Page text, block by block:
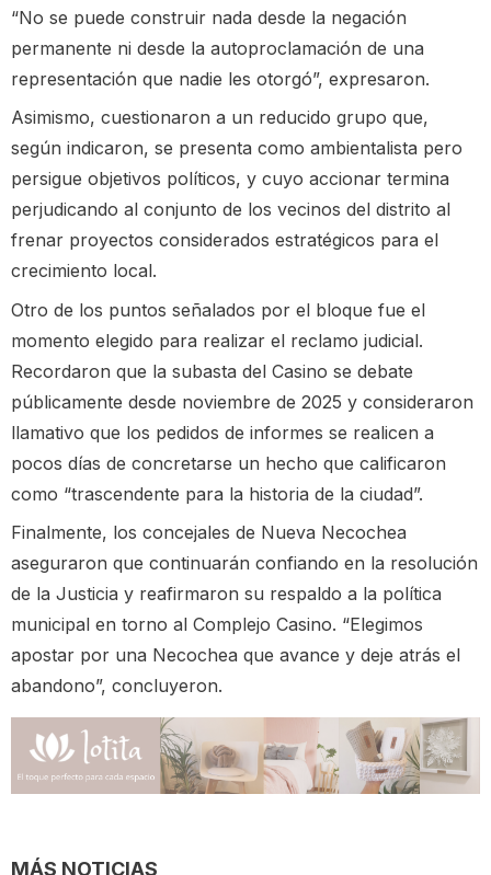
“No se puede construir nada desde la negación
permanente ni desde la autoproclamación de una
representación que nadie les otorgó”, expresaron.
Asimismo, cuestionaron a un reducido grupo que,
según indicaron, se presenta como ambientalista pero
persigue objetivos políticos, y cuyo accionar termina
perjudicando al conjunto de los vecinos del distrito al
frenar proyectos considerados estratégicos para el
crecimiento local.
Otro de los puntos señalados por el bloque fue el
momento elegido para realizar el reclamo judicial.
Recordaron que la subasta del Casino se debate
públicamente desde noviembre de 2025 y consideraron
llamativo que los pedidos de informes se realicen a
pocos días de concretarse un hecho que calificaron
como “trascendente para la historia de la ciudad”.
Finalmente, los concejales de Nueva Necochea
aseguraron que continuarán confiando en la resolución
de la Justicia y reafirmaron su respaldo a la política
municipal en torno al Complejo Casino. “Elegimos
apostar por una Necochea que avance y deje atrás el
abandono”, concluyeron.
MÁS NOTICIAS